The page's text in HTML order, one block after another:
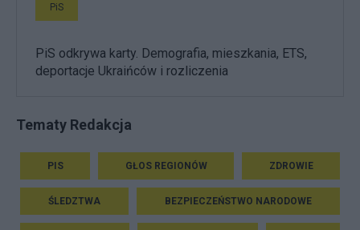
PiS
PiS odkrywa karty. Demografia, mieszkania, ETS,
deportacje Ukraińców i rozliczenia
Tematy Redakcja
PIS GŁOS REGIONÓW ZDROWIE
ŚLEDZTWA BEZPIECZEŃSTWO NARODOWE